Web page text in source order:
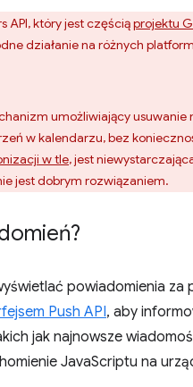
API, który jest częściąprojektu
działanie na różnych
umożliwiający usuwanie
w kalendarzu, bez
w tle, jest
jest dobrym rozwiązaniem.
powiadomienia za
Push API, aby
jak najnowsze
JavaScriptu na